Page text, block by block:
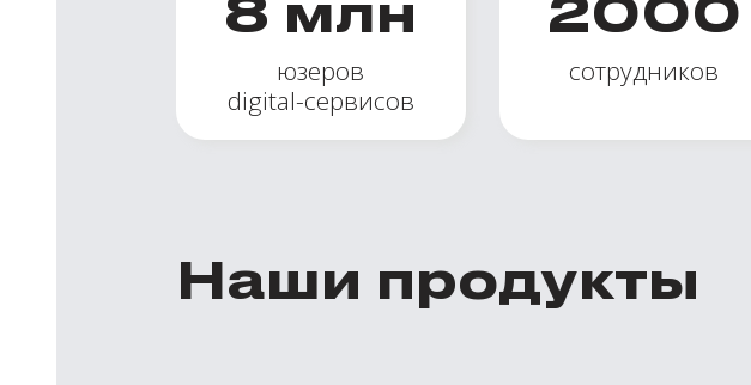
8 млн
юзеров
digital-сервисов
2000
сотрудников
Наши продукты